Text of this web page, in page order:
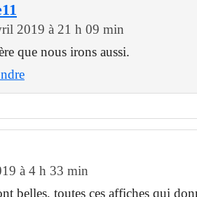
2019 à 21 h 09 min
que nous irons aussi.
à 4 h 33 min
belles, toutes ces affiches qui